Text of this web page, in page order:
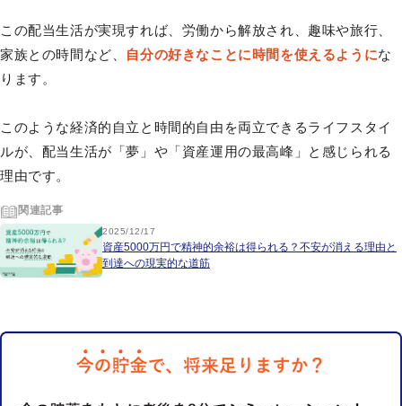
この配当生活が実現すれば、労働から解放され、趣味や旅行、
家族との時間など、 自分の好きなことに時間を使えるようにな
ります。
このような経済的自立と時間的自由を両立できるライフスタイ
ルが、配当生活が「夢」や「資産運用の最高峰」と感じられる
理由です。
関連記事
2025/12/17
資産5000万円で精神的余裕は得られる？不安が消える理由と
到達への現実的な道筋